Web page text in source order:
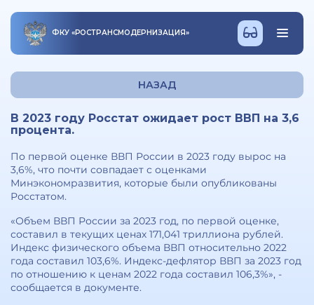
ФКУ «РОСТРАНСМОДЕРНИЗАЦИЯ»
НАЗАД
В 2023 году Росстат ожидает рост ВВП на 3,6
процента.
По первой оценке ВВП России в 2023 году вырос на
3,6%, что почти совпадает с оценками
Минэкономразвития, которые были опубликованы
Росстатом.
«Объем ВВП России за 2023 год, по первой оценке,
составил в текущих ценах 171,041 триллиона рублей.
Индекс физического объема ВВП относительно 2022
года составил 103,6%. Индекс-дефлятор ВВП за 2023 год
по отношению к ценам 2022 года составил 106,3%», -
сообщается в документе.